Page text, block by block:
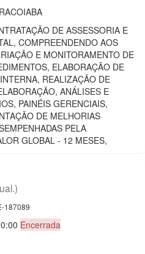
DE ASSESSORIA E
COMPREENDENDO AOS
E MONITORAMENTO DE
ELABORAÇÃO DE
REALIZAÇÃO DE
ANÁLISES E
PAINÉIS GERENCIAIS,
DE MELHORIAS
PELA
GLOBAL - 12 MESES,
187089
Encerrada